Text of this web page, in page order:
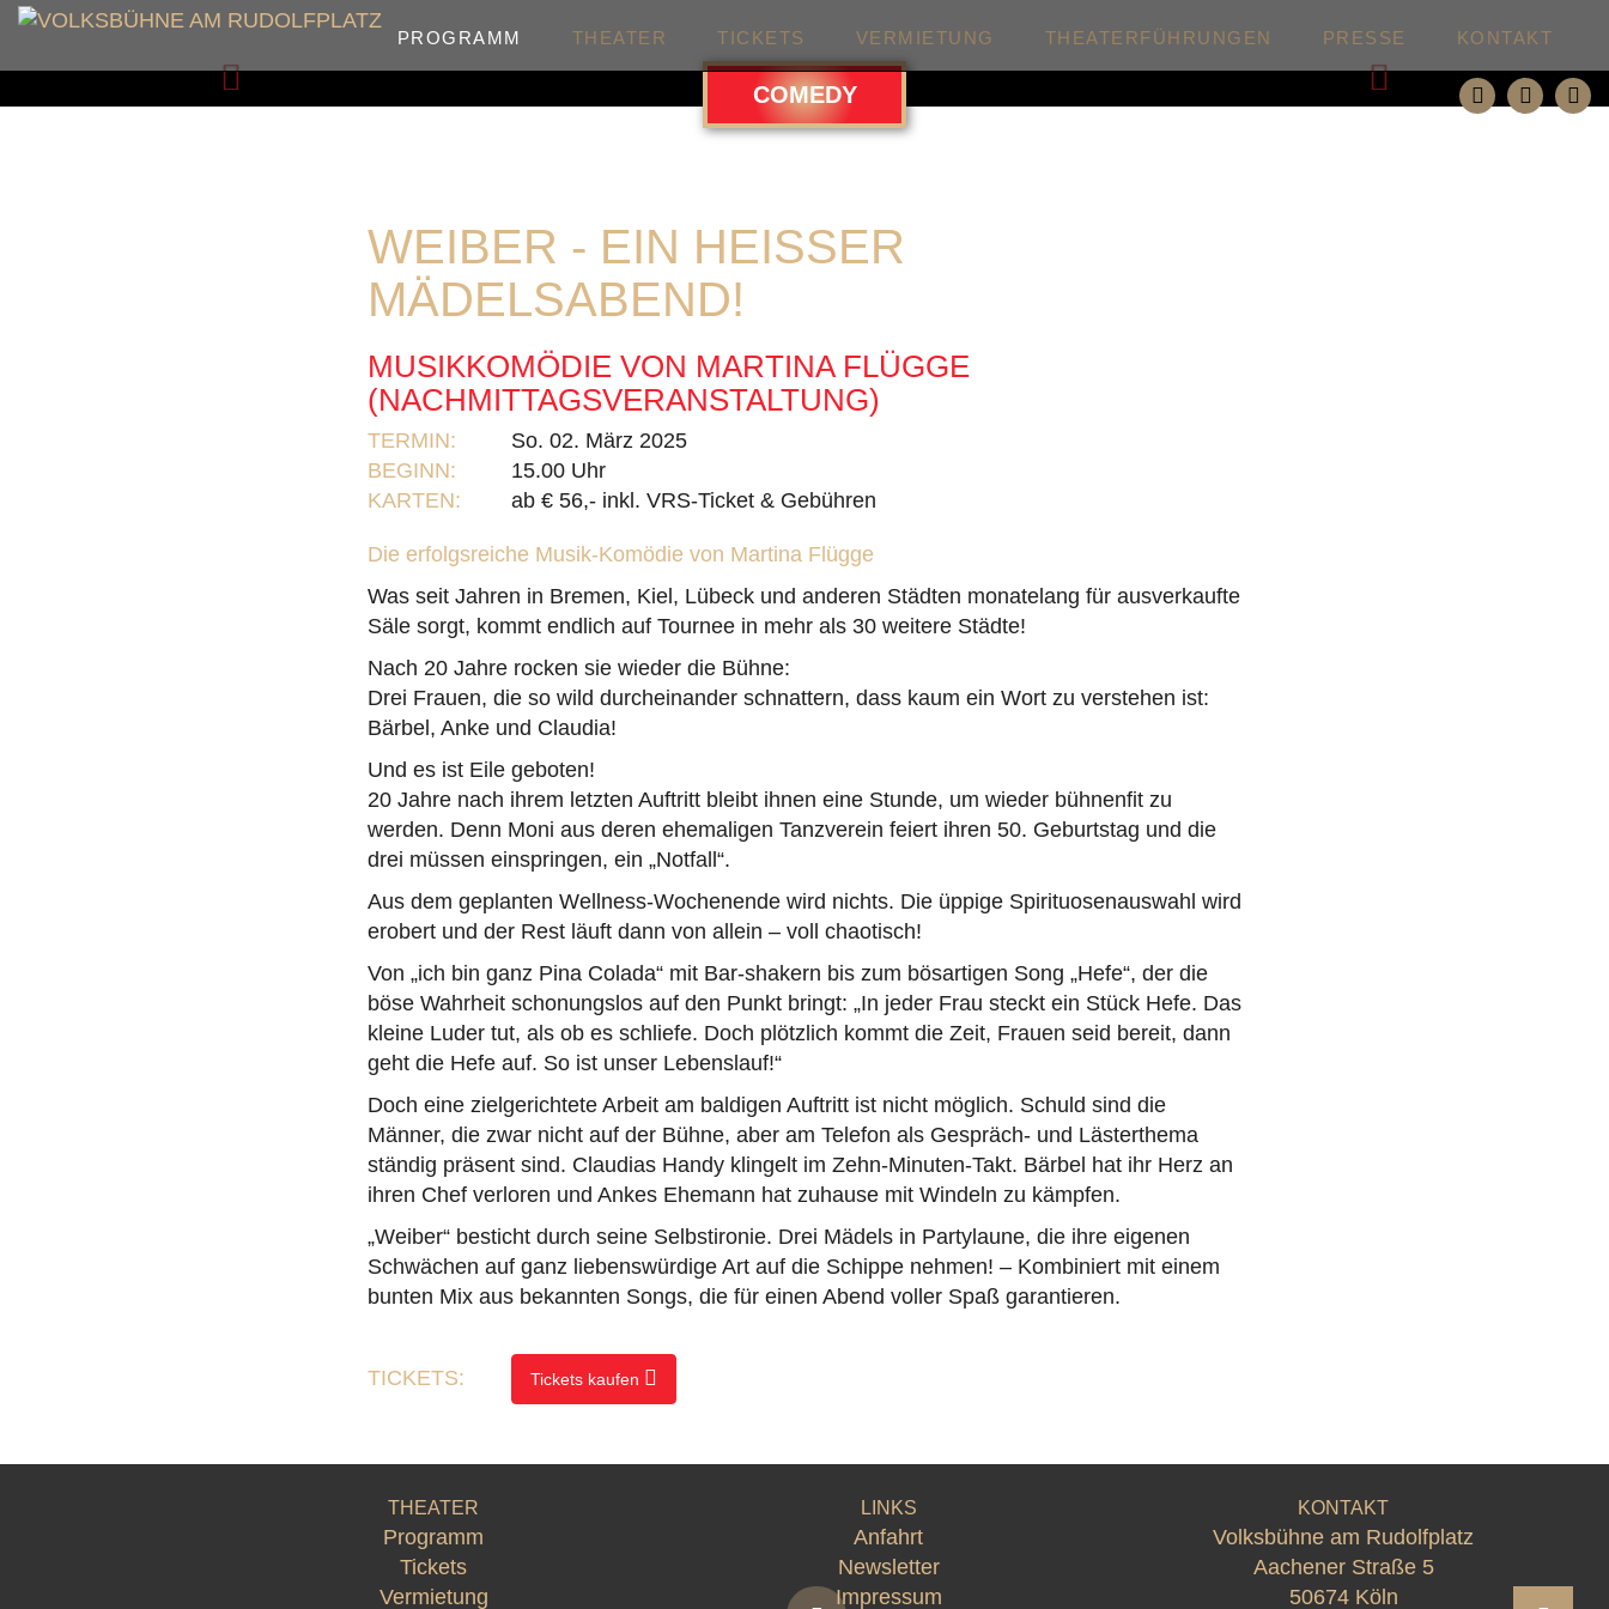
PROGRAMM THEATER TICKETS VERMIETUNG THEATERFÜHRUNGEN PRESSE KONTAKT
Zurück Weiter
COMEDY
WEIBER - EIN HEISSER M
ÄDELSABEND!
MUSIKKOMÖDIE VON MARTINA FLÜGGE
(NACHMITTAGSVERANSTALTUNG)
TERMIN:
So. 02. März 2025
BEGINN:
15.00 Uhr
KARTEN:
ab € 56,- inkl. VRS-Ticket & Gebühren
Die erfolgsreiche Musik-Komödie von Martina Flügge
Was seit Jahren in Bremen, Kiel, Lübeck und anderen Städten monatelang für ausverkaufte
Säle sorgt, kommt endlich auf Tournee in mehr als 30 weitere Städte!
Nach 20 Jahre rocken sie wieder die Bühne:
Drei Frauen, die so wild durcheinander schnattern, dass kaum ein Wort zu verstehen ist:
Bärbel, Anke und Claudia!
Und es ist Eile geboten!
20 Jahre nach ihrem letzten Auftritt bleibt ihnen eine Stunde, um wieder bühnenfit zu
werden. Denn Moni aus deren ehemaligen Tanzverein feiert ihren 50. Geburtstag und die
drei müssen einspringen, ein „Notfall“.
Aus dem geplanten Wellness-Wochenende wird nichts. Die üppige Spirituosenauswahl wird
erobert und der Rest läuft dann von allein – voll chaotisch!
Von „ich bin ganz Pina Colada“ mit Bar-shakern bis zum bösartigen Song „Hefe“, der die
böse Wahrheit schonungslos auf den Punkt bringt: „In jeder Frau steckt ein Stück Hefe. Das
kleine Luder tut, als ob es schliefe. Doch plötzlich kommt die Zeit, Frauen seid bereit, dann
geht die Hefe auf. So ist unser Lebenslauf!“
Doch eine zielgerichtete Arbeit am baldigen Auftritt ist nicht möglich. Schuld sind die
Männer, die zwar nicht auf der Bühne, aber am Telefon als Gespräch- und Lästerthema
ständig präsent sind. Claudias Handy klingelt im Zehn-Minuten-Takt. Bärbel hat ihr Herz an
ihren Chef verloren und Ankes Ehemann hat zuhause mit Windeln zu kämpfen.
„Weiber“ besticht durch seine Selbstironie. Drei Mädels in Partylaune, die ihre eigenen
Schwächen auf ganz liebenswürdige Art auf die Schippe nehmen! – Kombiniert mit einem
bunten Mix aus bekannten Songs, die für einen Abend voller Spaß garantieren.
TICKETS: Tickets kaufen
THEATER
Programm
Tickets
Vermietung
LINKS
Anfahrt
Newsletter
Impressum
KONTAKT
Volksbühne am Rudolfplatz
Aachener Straße 5
50674 Köln